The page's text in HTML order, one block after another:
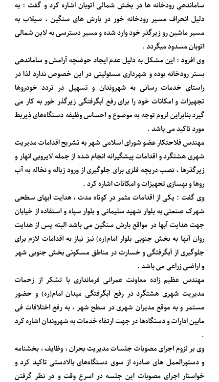
ساماندهی رودخانه ها در بخش شمالی اتوبان اشاره کرد و گفت : به
دلیل انحراف مسیر رودخانه خور در بارش های سنگین ، سیلاب به
مسیر ماشین رو زیرگذر خود وارد شده و مسیر دسترسی به لاین شمالی
اتوبان مسدود میگردد .
وی افزود : این مشکل به دلیل عدم ایجاد حوضچه آرامش و ساماندهی
بستر رودخانه بوده و شهرداری مسئولیتی در این خصوص ندارد لذا در
راستای خدمات رسانی به شهروندان و تسهیل در تردد خودروها
تجهیزات و امکانات خود را برای رفع آبگرفتگی زیرگذر خور به کار می
گیرد بنابراین لزوم توجه به موضوع و احساس وظیفه دستگاه‌های ذیربط
مورد تاکید می باشد .
مهندس فلاحتکار عضو شورای اسلامی شهر به تشریح اقدامات مدیریت
شهری هشتگرد و اقدامات پیشگیرانه انجام شده از جمله لایروبی انهار و
زیرگذرها ، نصب دریچه فلزی برای جلوگیری از ورود زباله و نخاله به آب
روها و بهسازی تجهیزات و امکانات اشاره کرد .
وی گفت : یکی از اقدامات مثمر در کوتاه مدت ، هدایت آبهای سطحی
شهرک صنعتی به بلوار شهید سلیمانی و بلوار سپاه و استفاده از خیابان
جهت هدایت آبها در مواقع بارش سنگین می باشد البته پس از هدایت
روان آبها به بخش جنوبی بلوار امام(ره) نیز نیاز به اقدامات لازم برای
جلوگیری از آبگرفتگی و خسارت در مناطق مسکونی بخش جنوبی شهر
و اراضی زراعی می باشد .
مهندس عظیم زاده معاونت عمرانی فرمانداری با تشکر از زحمات
مدیریت شهری هشتگرد در رفع آبگرفتگی میدان امام(ره) و حضور
مستمر و به موقع مدیران شهری در سطح شهر ، به رفع اختلافات فی
مابین ادارات و دستگاه‌ها در جهت ارتقاء خدمات به شهروندان اشاره کرد
.
وی بر لزوم اجرای مصوبات جلسات مدیریت بحران ، وظایف ، بخشنامه
و دستورالعمل های صادره از سوی دستگاه‌های بالادستی تاکید کرد و
خواستار اجرای مصوبات این جلسه در اسرع وقت و در نظر گرفتن